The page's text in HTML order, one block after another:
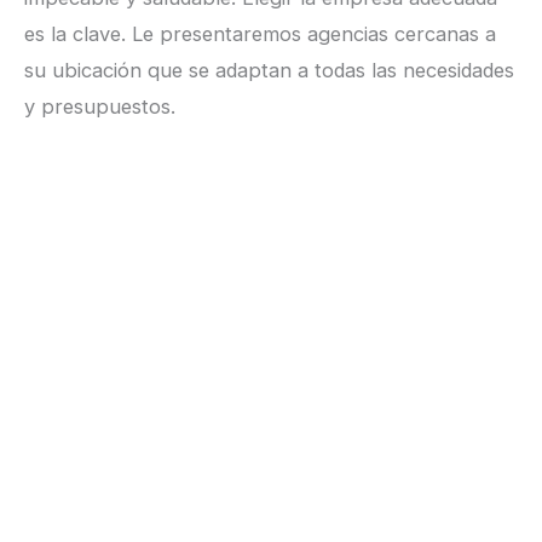
es la clave. Le presentaremos agencias cercanas a
su ubicación que se adaptan a todas las necesidades
y presupuestos.